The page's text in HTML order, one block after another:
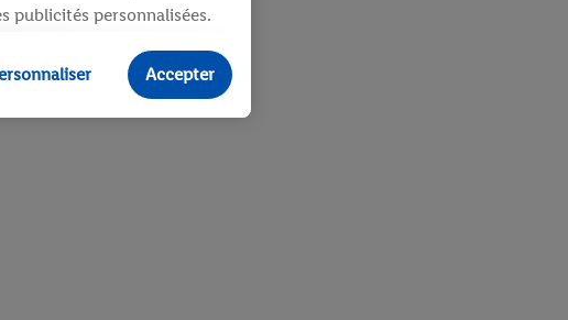
publicités personnalisées.
publicités pour des
le produit dans un panier
Accepter